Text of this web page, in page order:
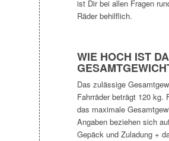
ist Dir bei allen Fragen
Räder behilflich.
WIE HOCH IST
Das zulässige
Fahrräder beträgt 120 kg.
das maximale
Angaben beziehen sich
Gepäck und Zuladung +